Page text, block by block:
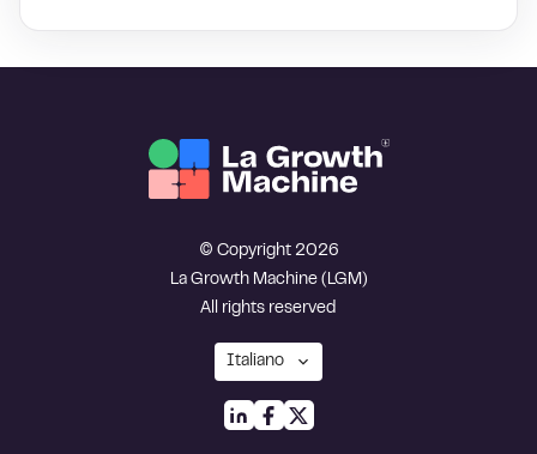
© Copyright 2026
La Growth Machine (LGM)
All rights reserved